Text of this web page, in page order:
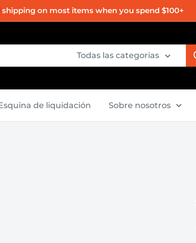
on most items when you spend $100+
Todas las categorias
de liquidación Sobre nosotros